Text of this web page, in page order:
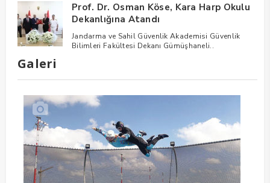
Prof. Dr. Osman Köse, Kara Harp Okulu
Dekanlığına Atandı
Jandarma ve Sahil Güvenlik Akademisi Güvenlik
Bilimleri Fakültesi Dekanı Gümüşhaneli..
Galeri